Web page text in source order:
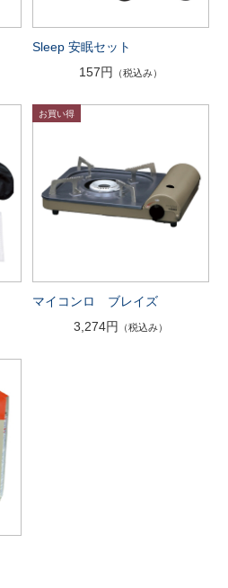
Sleep 安眠セット
157円
（税込み）
マイコンロ ブレイズ
3,274円
（税込み）